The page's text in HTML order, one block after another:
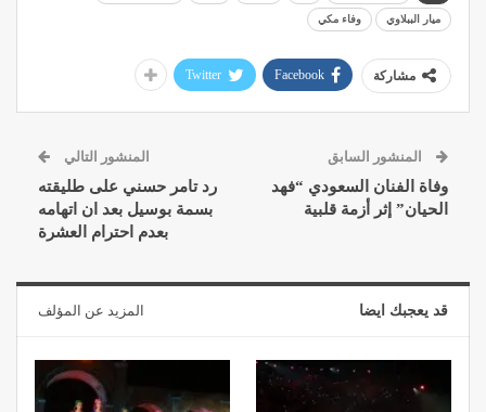
ميار الببلاوي وفاء مكي
مشاركة Facebook
Twitter
المنشور السابق
وفاة الفنان السعودي “فهد
الحيان” إثر أزمة قلبية
المنشور التالي
رد تامر حسني على طليقته
بسمة بوسيل بعد ان اتهامه
بعدم احترام العشرة
قد يعجبك ايضا المزيد عن المؤلف